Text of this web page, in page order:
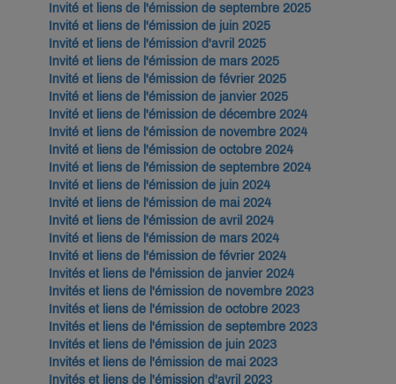
Invité et liens de l'émission de septembre 2025
Invité et liens de l'émission de juin 2025
Invité et liens de l'émission d'avril 2025
Invité et liens de l'émission de mars 2025
Invité et liens de l'émission de février 2025
Invité et liens de l'émission de janvier 2025
Invité et liens de l'émission de décembre 2024
Invité et liens de l'émission de novembre 2024
Invité et liens de l'émission de octobre 2024
Invité et liens de l'émission de septembre 2024
Invité et liens de l'émission de juin 2024
Invité et liens de l'émission de mai 2024
Invité et liens de l'émission de avril 2024
Invité et liens de l'émission de mars 2024
Invité et liens de l'émission de février 2024
Invités et liens de l'émission de janvier 2024
Invités et liens de l'émission de novembre 2023
Invités et liens de l'émission de octobre 2023
Invités et liens de l'émission de septembre 2023
Invités et liens de l'émission de juin 2023
Invités et liens de l'émission de mai 2023
Invités et liens de l'émission d'avril 2023